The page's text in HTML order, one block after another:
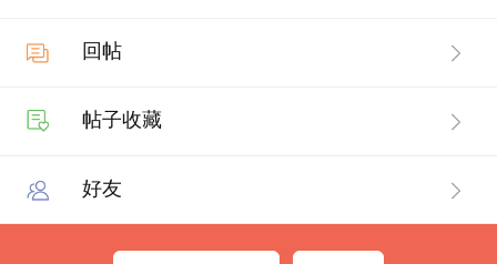
回帖
帖子收藏
好友